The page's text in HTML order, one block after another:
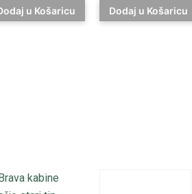
u Košaricu Dodaj u Košaricu